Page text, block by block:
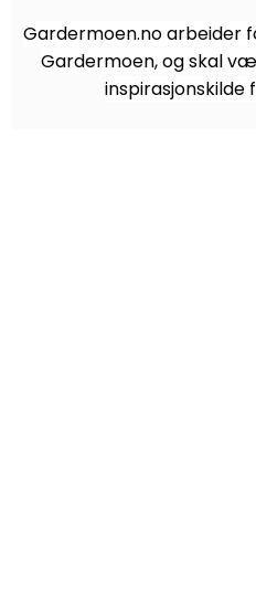
Gardermoen.no arbeider
Gardermoen, og skal
inspirasjonskilde